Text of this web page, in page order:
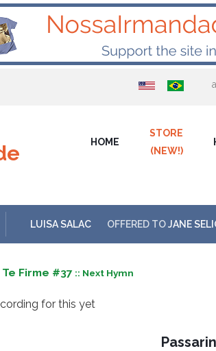
HOME
STORE
(NEW!)
LUISA SALAC OFFERED TOJANE
Te Firme #37 :: Next Hymn
for this yet